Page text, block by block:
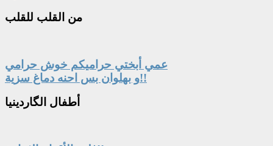
من القلب للقلب
عمي أبختي حراميكم خوش حرامي
و بهلوان بس احنه دماغ سزية!!
أطفال الگاردينيا